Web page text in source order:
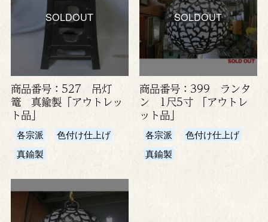
SOLDOUT
商品番号：527 吊灯
篭 真鍮製「アウトレッ
ト品」
各宗派
色付け仕上げ
真鍮製
SOLDOUT
商品番号：399 ランタ
ン 1尺5寸 「アウトレ
ット品」
各宗派
色付け仕上げ
真鍮製